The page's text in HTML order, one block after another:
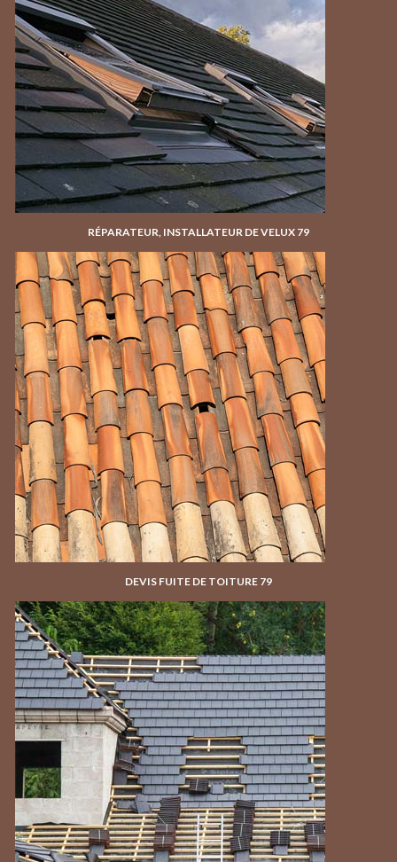
RÉPARATEUR, INSTALLATEUR DE VELUX 79
DEVIS FUITE DE TOITURE 79